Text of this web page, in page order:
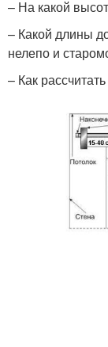
– На какой
– Какой длины
нелепо и
– Как